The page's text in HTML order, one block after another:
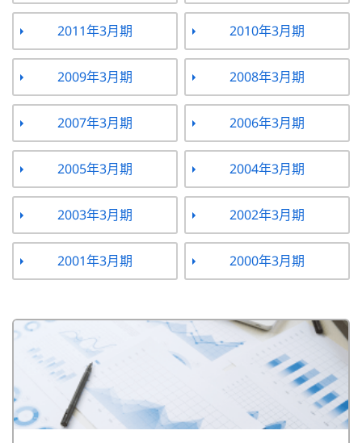
2011年3月期 2010年3月期
2009年3月期 2008年3月期
2007年3月期 2006年3月期
2005年3月期 2004年3月期
2003年3月期 2002年3月期
2001年3月期 2000年3月期